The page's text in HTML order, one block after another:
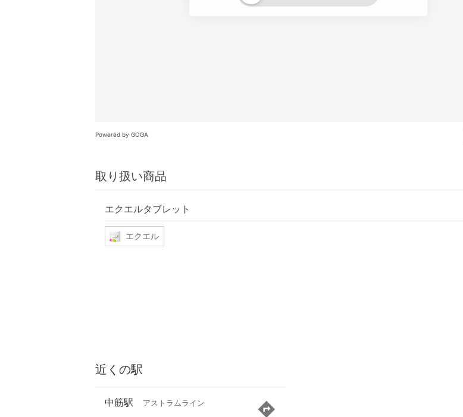
Powered by GOGA
取り扱い商品
エクエルタブレット
エクエル
近くの駅
中筋駅 アストラムライン